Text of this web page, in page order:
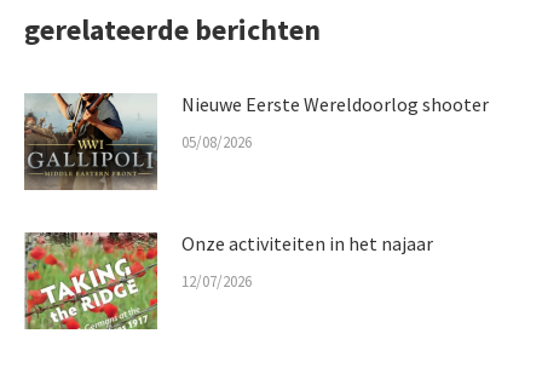
gerelateerde berichten
Nieuwe Eerste Wereldoorlog shooter
05/08/2026
Onze activiteiten in het najaar
12/07/2026